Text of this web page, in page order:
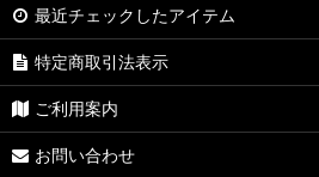
最近チェックしたアイテム
特定商取引法表示
ご利用案内
お問い合わせ